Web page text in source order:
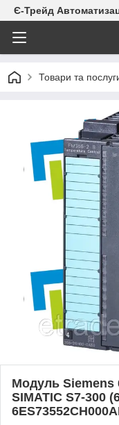
Є-Трейд
Товари та
Модуль Siemens
SIMATIC S7-300